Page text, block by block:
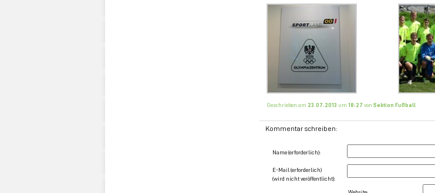
Geschrieben am 23.07.2013 um 18:27 von Sektion Fußball
Kommentar schreiben:
Name (erforderlich):
E-Mail (erforderlich)
(wird nicht veröffentlicht):